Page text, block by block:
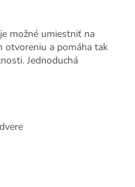
možné umiestniť na
otvoreniu a pomáha tak
Jednoduchá